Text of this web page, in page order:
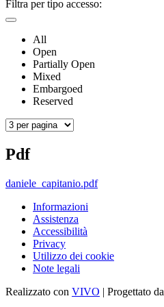
Filtra per tipo accesso:
All
Open
Partially Open
Mixed
Embargoed
Reserved
Pdf
daniele_capitanio.pdf
Informazioni
Assistenza
Accessibilità
Privacy
Utilizzo dei cookie
Note legali
Realizzato con VIVO | Progettato da